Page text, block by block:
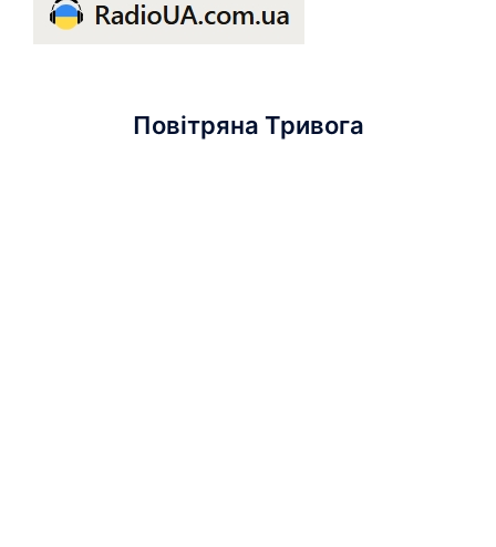
Повітряна Тривога